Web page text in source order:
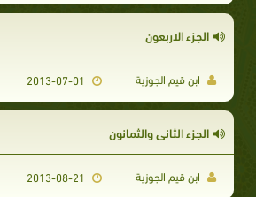
الجزء الاربعون
ابن قيم الجوزية
الجزء الثاني والثمانون
ابن قيم الجوزية